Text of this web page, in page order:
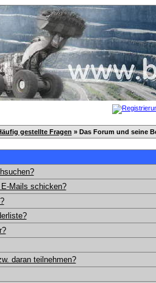
gestellte Fragen » Das Forum und seine
Mails schicken?
daran teilnehmen?